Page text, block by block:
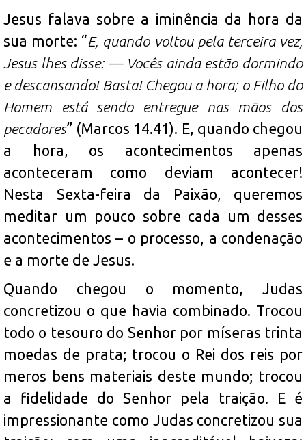
Jesus falava sobre a iminência da hora da
sua morte: “E, quando voltou pela terceira vez,
Jesus lhes disse: — Vocês ainda estão dormindo
e descansando! Basta! Chegou a hora; o Filho do
Homem está sendo entregue nas mãos dos
pecadores” (Marcos 14.41). E, quando chegou
a hora, os acontecimentos apenas
aconteceram como deviam acontecer!
Nesta Sexta-feira da Paixão, queremos
meditar um pouco sobre cada um desses
acontecimentos – o processo, a condenação
e a morte de Jesus.
Quando chegou o momento, Judas
concretizou o que havia combinado. Trocou
todo o tesouro do Senhor por míseras trinta
moedas de prata; trocou o Rei dos reis por
meros bens materiais deste mundo; trocou
a fidelidade do Senhor pela traição. E é
impressionante como Judas concretizou sua